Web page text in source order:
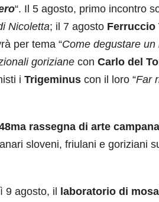
“. Il 5 agosto, primo incontro
Nicoletta; il 7 agosto Ferruccio
per tema “Come degustare un
goriziane con Carlo del
i Trigeminus con il loro “Far
rassegna di arte
sloveni, friulani e goriziani
9 agosto, il laboratorio di